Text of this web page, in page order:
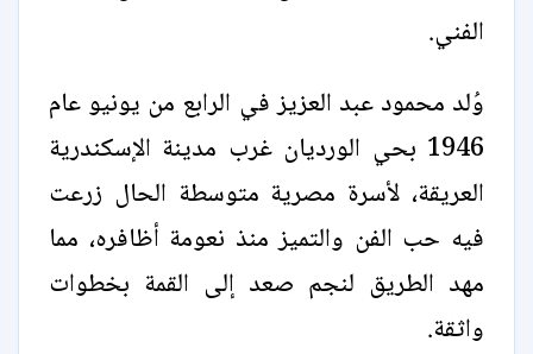
الفني.
وُلد محمود عبد العزيز في الرابع من يونيو عام
1946 بحي الورديان غرب مدينة الإسكندرية
العريقة، لأسرة مصرية متوسطة الحال زرعت
فيه حب الفن والتميز منذ نعومة أظافره، مما
مهد الطريق لنجم صعد إلى القمة بخطوات
واثقة.